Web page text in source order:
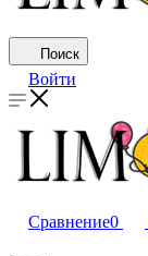
Поиск
Войти
Сравнение0